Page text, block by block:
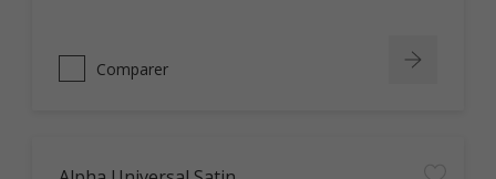
Comparer